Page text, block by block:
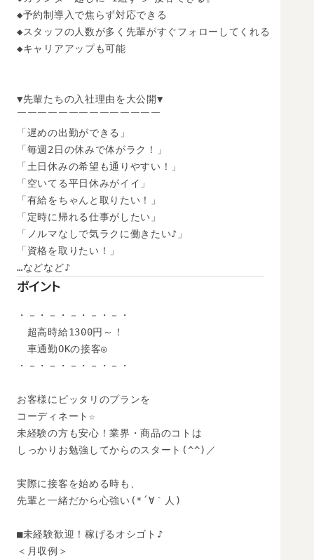
◆予約制導入で焦らず対応できる
◆スタッフの人数が多く先輩がすぐフォローしてくれる
◆キャリアアップも可能
▼先輩たちの入社理由を大公開▼
￣￣￣￣￣￣￣￣￣￣￣￣￣￣
「遅めの出勤ができる」
「毎週2日の休みで体がラク！」
「土日休みの希望も通りやすい！」
「空いてる平日休みがイイ」
「有給をちゃんと取りたい！」
「定時に帰れる仕事がしたい」
「ノルマなしで気ラクに働きたい♪」
「資格を取りたい！」
…などなど♪
ポイント
・－・－・－・－・－・
超高時給1300円～！
車通勤OKの接客◎
・－・－・－・－・－・
お客様にピッタリのプランを
コーディネート☆
未経験の方も安心！業界・商品のコトは
しっかりお勉強してからのスタート(^^)／
実際に接客を始める時も、
先輩と一緒だから心強い(*´∀｀人)
■未経験歓迎！稼げるオシゴト♪
＜月収例＞